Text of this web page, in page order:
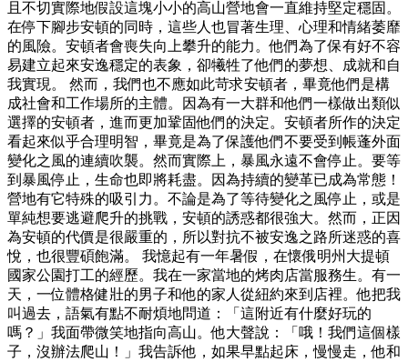
且不切實際地假設這塊小小的高山營地會一直維持堅定穩固。
在停下腳步安頓的同時，這些人也冒著生理、心理和情緒萎靡
的風險。安頓者會喪失向上攀升的能力。他們為了保有好不容
易建立起來安逸穩定的表象，卻犧牲了他們的夢想、成就和自
我實現。 然而，我們也不應如此苛求安頓者，畢竟他們是構
成社會和工作場所的主體。因為有一大群和他們一樣做出類似
選擇的安頓者，進而更加鞏固他們的決定。安頓者所作的決定
看起來似乎合理明智，畢竟是為了保護他們不要受到帳蓬外面
變化之風的連續吹襲。然而實際上，暴風永遠不會停止。要等
到暴風停止，生命也即將耗盡。因為持續的變革已成為常態！
營地有它特殊的吸引力。不論是為了等待變化之風停止，或是
單純想要逃避爬升的挑戰，安頓的誘惑都很強大。然而，正因
為安頓的代價是很嚴重的，所以對抗不被安逸之路所迷惑的喜
悅，也很豐碩飽滿。 我憶起有一年暑假，在懷俄明州大提頓
國家公園打工的經歷。我在一家當地的烤肉店當服務生。有一
天，一位體格健壯的男子和他的家人從紐約來到店裡。他把我
叫過去，語氣有點不耐煩地問道：「這附近有什麼好玩的
嗎？」我面帶微笑地指向高山。他大聲說：「哦！我們這個樣
子，沒辦法爬山！」我告訴他，如果早點起床，慢慢走，他和